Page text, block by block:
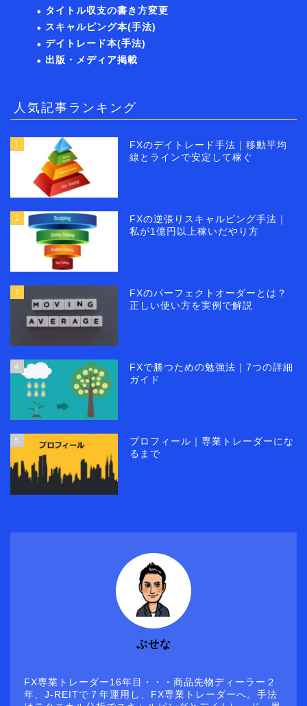
タイトル収支の書き方変更
スキャルピング本(手法)
デイトレード本(手法)
出版・メディア掲載
人気記事ランキング
1
FXのデイトレード手法｜移動平均
線とラインで安定して稼ぐ
2
FXの逆張りスキャルピング手法｜
私が1億円以上稼いだやり方
3
FXのパーフェクトオーダーとは？
正しい使い方を実例で解説
4
FXで勝つための勉強法｜7つの詳細
ガイド
5
プロフィール｜専業トレーダーにな
るまで
ぶせな
FX専業トレーダー16年目・・・商品先物ディーラー２
年、J-REITで７年運用し、FX専業トレーダーへ。手法